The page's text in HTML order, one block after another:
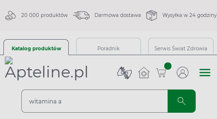
20 000 produktów Darmowa dostawa Wysyłka w 24 godziny
Katalog produktów Poradnik Serwis Świat Zdrowia
sztuk